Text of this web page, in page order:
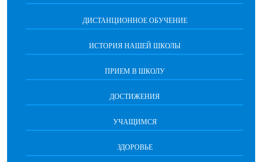
ДИСТАНЦИОННОЕ ОБУЧЕНИЕ
ИСТОРИЯ НАШЕЙ ШКОЛЫ
ПРИЕМ В ШКОЛУ
ДОСТИЖЕНИЯ
УЧАЩИМСЯ
ЗДОРОВЬЕ